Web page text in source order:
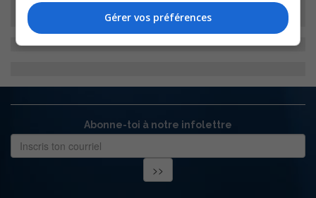
Abonne-toi à notre infolettre
Gérer vos préférences